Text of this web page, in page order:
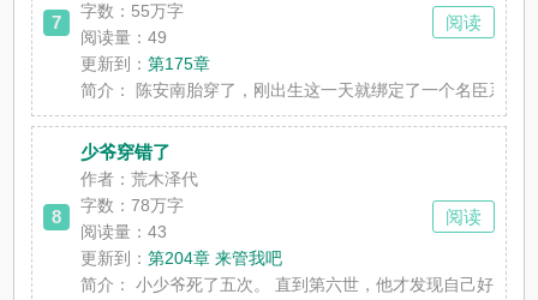
7
字数： 55万字
阅读量：49
更新到：第175章
简介：
陈安南胎穿了，刚出生这一天就绑定了一个名臣系统
阅读
8
少爷穿错了
作者：荒木泽代
字数：78万字
阅读量：43
更新到：第204章 来管我吧
简介：
小少爷死了五次。 直到第六世，他才发现自己好像是
阅读